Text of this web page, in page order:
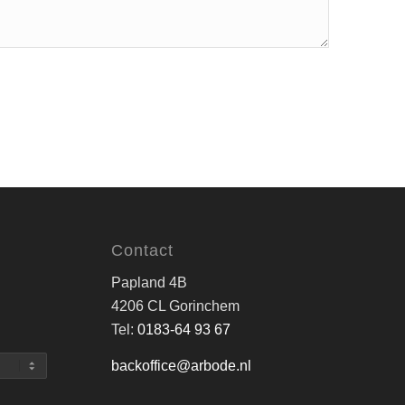
Contact
Papland 4B
4206 CL Gorinchem
Tel:0183-64 93 67
backoffice@arbode.nl